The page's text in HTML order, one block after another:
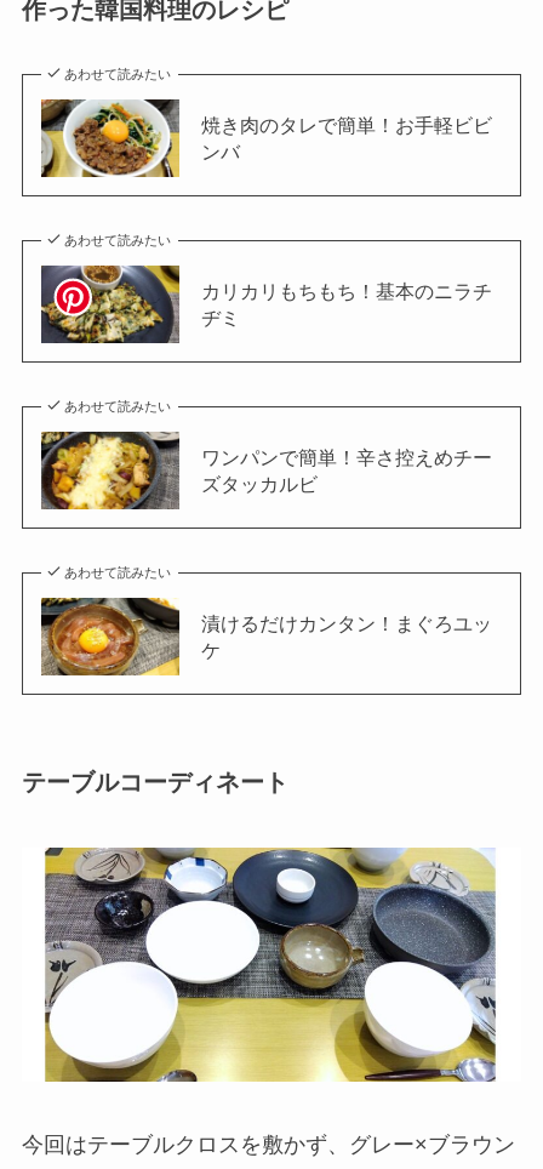
作った韓国料理のレシピ
あわせて読みたい
焼き肉のタレで簡単！お手軽ビビ
ンバ
あわせて読みたい
カリカリもちもち！基本のニラチ
ヂミ
あわせて読みたい
ワンパンで簡単！辛さ控えめチー
ズタッカルビ
あわせて読みたい
漬けるだけカンタン！まぐろユッ
ケ
テーブルコーディネート
今回はテーブルクロスを敷かず、グレー×ブラウン